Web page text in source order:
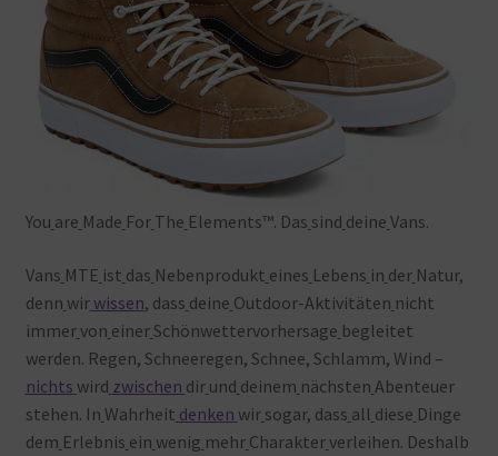
You are Made For The Elements™. Das sind deine Vans.
Vans MTE ist das Nebenprodukt eines Lebens in der Natur,
denn wirwissen, dass deine Outdoor-Aktivitäten nicht
immervon einer Schönwettervorhersage begleitet
werden. Regen, Schneeregen, Schnee, Schlamm, Wind –
nichts wird zwischen dir und deinem nächsten Abenteuer
stehen. In Wahrheit denken wir sogar, dass all diese Dinge
dem Erlebnis ein wenig mehr Charakterverleihen. Deshalb